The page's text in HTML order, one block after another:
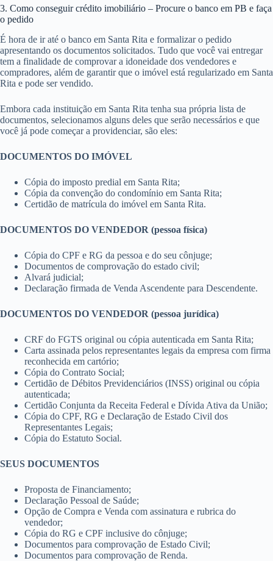
3. Como conseguir crédito imobiliário – Procure o banco em PB e faça
o pedido
É hora de ir até o banco em Santa Rita e formalizar o pedido
apresentando os documentos solicitados. Tudo que você vai entregar
tem a finalidade de comprovar a idoneidade dos vendedores e
compradores, além de garantir que o imóvel está regularizado em Santa
Rita e pode ser vendido.
Embora cada instituição em Santa Rita tenha sua própria lista de
documentos, selecionamos alguns deles que serão necessários e que
você já pode começar a providenciar, são eles:
DOCUMENTOS DO IMÓVEL
Cópia do imposto predial em Santa Rita;
Cópia da convenção do condomínio em Santa Rita;
Certidão de matrícula do imóvel em Santa Rita.
DOCUMENTOS DO VENDEDOR (pessoa física)
Cópia do CPF e RG da pessoa e do seu cônjuge;
Documentos de comprovação do estado civil;
Alvará judicial;
Declaração firmada de Venda Ascendente para Descendente.
DOCUMENTOS DO VENDEDOR (pessoa jurídica)
CRF do FGTS original ou cópia autenticada em Santa Rita;
Carta assinada pelos representantes legais da empresa com firma
reconhecida em cartório;
Cópia do Contrato Social;
Certidão de Débitos Previdenciários (INSS) original ou cópia
autenticada;
Certidão Conjunta da Receita Federal e Dívida Ativa da União;
Cópia do CPF, RG e Declaração de Estado Civil dos
Representantes Legais;
Cópia do Estatuto Social.
SEUS DOCUMENTOS
Proposta de Financiamento;
Declaração Pessoal de Saúde;
Opção de Compra e Venda com assinatura e rubrica do
vendedor;
Cópia do RG e CPF inclusive do cônjuge;
Documentos para comprovação de Estado Civil;
Documentos para comprovação de Renda.